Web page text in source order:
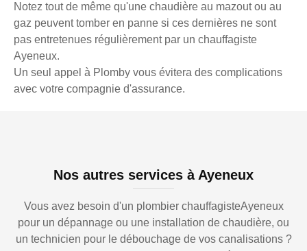
Notez tout de même qu'une chaudière au mazout ou au
gaz peuvent tomber en panne si ces dernières ne sont
pas entretenues régulièrement par un chauffagiste
Ayeneux.
Un seul appel à Plomby vous évitera des complications
avec votre compagnie d'assurance.
Nos autres services à Ayeneux
Vous avez besoin d'un plombier chauffagisteAyeneux
pour un dépannage ou une installation de chaudière, ou
un technicien pour le débouchage de vos canalisations ?